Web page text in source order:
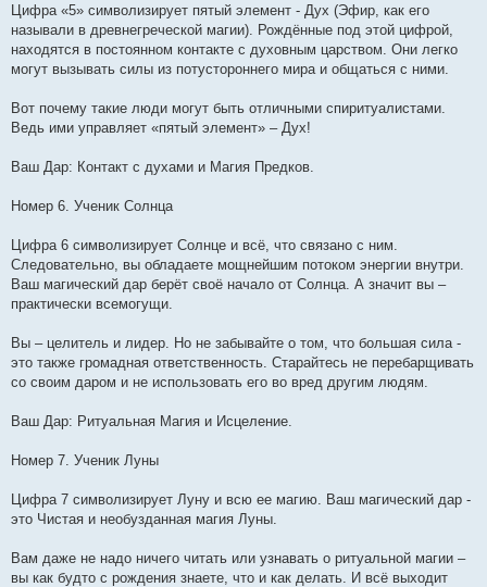
Цифра «5» символизирует пятый элемент - Дух (Эфир, как его
называли в древнегреческой магии). Рождённые под этой цифрой,
находятся в постоянном контакте с духовным царством. Они легко
могут вызывать силы из потустороннего мира и общаться с ними.
Вот почему такие люди могут быть отличными спиритуалистами.
Ведь ими управляет «пятый элемент» – Дух!
Ваш Дар: Контакт с духами и Магия Предков.
Номер 6. Ученик Солнца
Цифра 6 символизирует Солнце и всё, что связано с ним.
Следовательно, вы обладаете мощнейшим потоком энергии внутри.
Ваш магический дар берёт своё начало от Солнца. А значит вы –
практически всемогущи.
Вы – целитель и лидер. Но не забывайте о том, что большая сила -
это также громадная ответственность. Старайтесь не перебарщивать
со своим даром и не использовать его во вред другим людям.
Ваш Дар: Ритуальная Магия и Исцеление.
Номер 7. Ученик Луны
Цифра 7 символизирует Луну и всю ее магию. Ваш магический дар -
это Чистая и необузданная магия Луны.
Вам даже не надо ничего читать или узнавать о ритуальной магии –
вы как будто с рождения знаете, что и как делать. И всё выходит